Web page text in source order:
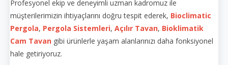
Profesyonel ekip ve deneyimli uzman kadromuz ile
müşterilerimizin ihtiyaçlarını doğru tespit ederek, Bioclimatic
Pergola, Pergola Sistemleri, Açılır Tavan, Bioklimatik
Cam Tavan gibi ürünlerle yaşam alanlarınızı daha fonksiyonel
hale getiriyoruz.